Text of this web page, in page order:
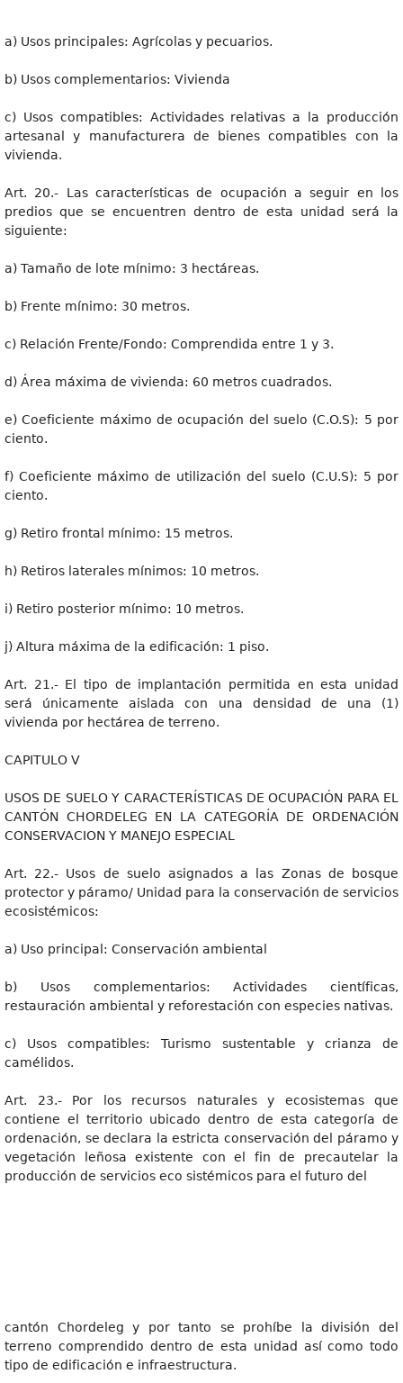
a) Usos principales: Agrícolas y pecuarios.
b) Usos complementarios: Vivienda
c) Usos compatibles: Actividades relativas a la producción
artesanal y manufacturera de bienes compatibles con la
vivienda.
Art. 20.- Las características de ocupación a seguir en los
predios que se encuentren dentro de esta unidad será la
siguiente:
a) Tamaño de lote mínimo: 3 hectáreas.
b) Frente mínimo: 30 metros.
c) Relación Frente/Fondo: Comprendida entre 1 y 3.
d) Área máxima de vivienda: 60 metros cuadrados.
e) Coeficiente máximo de ocupación del suelo (C.O.S): 5 por
ciento.
f) Coeficiente máximo de utilización del suelo (C.U.S): 5 por
ciento.
g) Retiro frontal mínimo: 15 metros.
h) Retiros laterales mínimos: 10 metros.
i) Retiro posterior mínimo: 10 metros.
j) Altura máxima de la edificación: 1 piso.
Art. 21.- El tipo de implantación permitida en esta unidad
será únicamente aislada con una densidad de una (1)
vivienda por hectárea de terreno.
CAPITULO V
USOS DE SUELO Y CARACTERÍSTICAS DE OCUPACIÓN PARA EL
CANTÓN CHORDELEG EN LA CATEGORÍA DE ORDENACIÓN
CONSERVACION Y MANEJO ESPECIAL
Art. 22.- Usos de suelo asignados a las Zonas de bosque
protector y páramo/ Unidad para la conservación de servicios
ecosistémicos:
a) Uso principal: Conservación ambiental
b) Usos complementarios: Actividades científicas,
restauración ambiental y reforestación con especies nativas.
c) Usos compatibles: Turismo sustentable y crianza de
camélidos.
Art. 23.- Por los recursos naturales y ecosistemas que
contiene el territorio ubicado dentro de esta categoría de
ordenación, se declara la estricta conservación del páramo y
vegetación leñosa existente con el fin de precautelar la
producción de servicios eco sistémicos para el futuro del
cantón Chordeleg y por tanto se prohíbe la división del
terreno comprendido dentro de esta unidad así como todo
tipo de edificación e infraestructura.